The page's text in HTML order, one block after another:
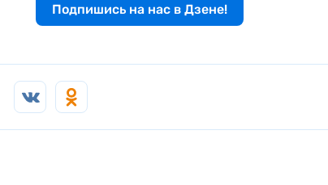
Подпишись на нас в Дзене!